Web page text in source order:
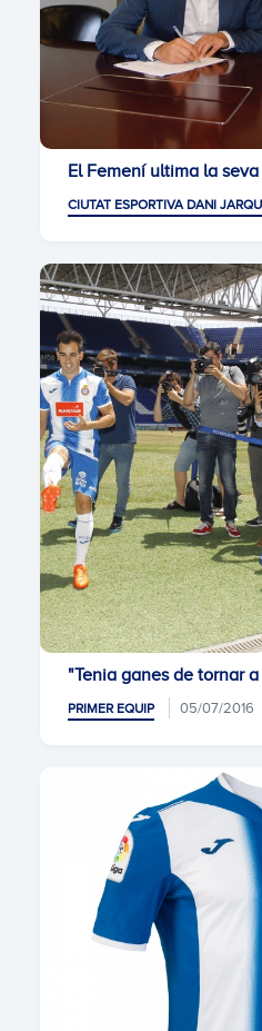
El Femení ultima la
CIUTAT ESPORTIVA DANI
"Tenia ganes de tornar
PRIMER EQUIP 05/07/2016